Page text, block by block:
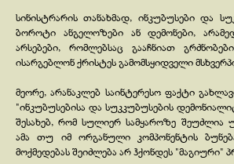
სინისტრარის თანახმად, ინკუბუსები და
ბოროტი ანგელოზები ან დემონები,
არსებები, რომლებსაც გააჩნიათ
ისარგებლონ ქრისტეს გამომსყიდველი
მეორე, არანაკლებ საინტერესო ფაქტი
"ინკუბუსებისა და სუკკუბუსების
შესახებ, რომ სულიერ სამყაროზე
ამა თუ იმ ორგანული კომპონენტის
მოქმედებას შეიძლება არ ჰქონდეს "მაგიური"